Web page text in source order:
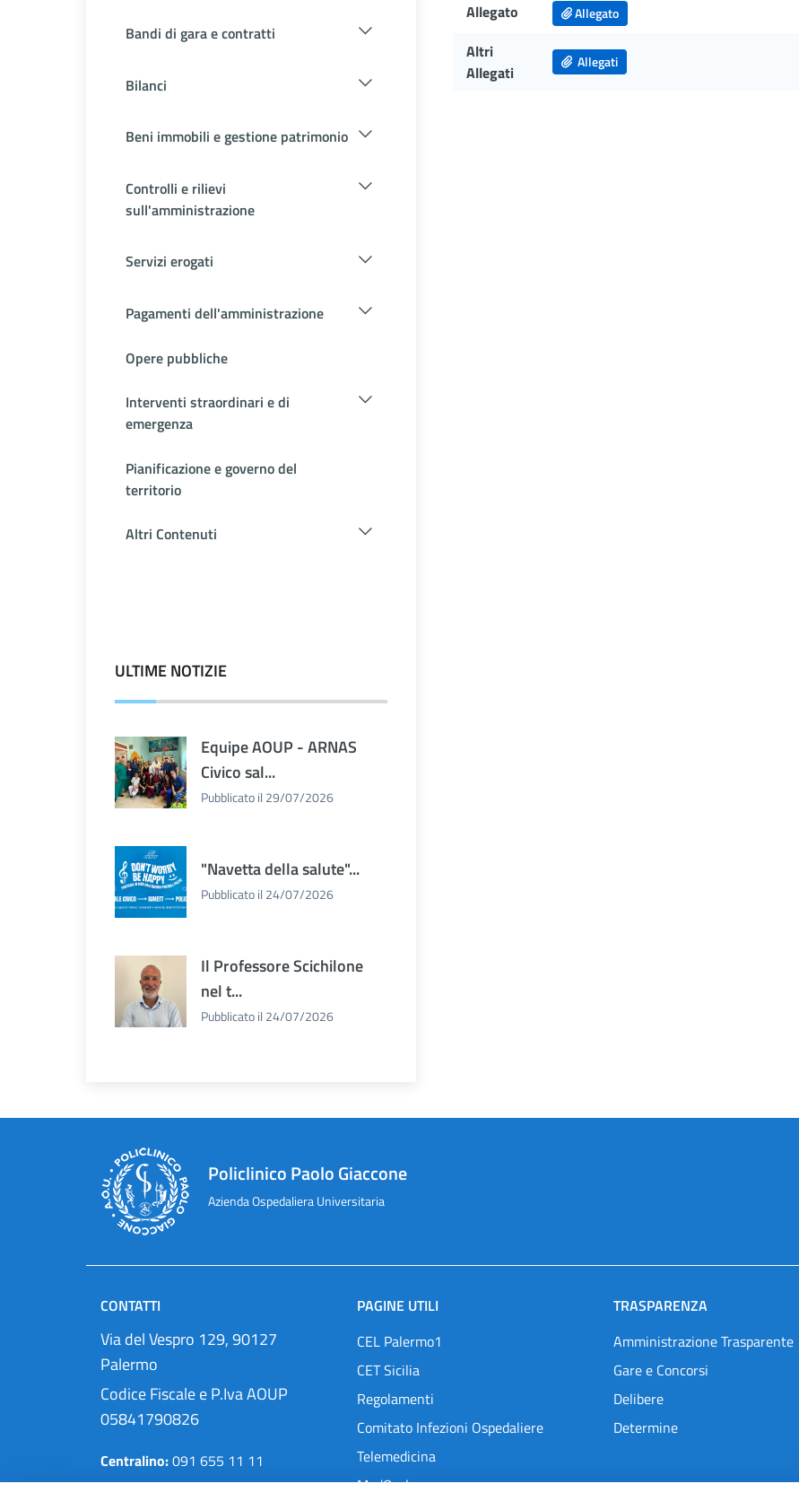
Bandi di gara e contratti
Bilanci
Beni immobili e gestione patrimonio
Controlli e rilievi
sull'amministrazione
Servizi erogati
Pagamenti dell'amministrazione
Opere pubbliche
Interventi straordinari e di
emergenza
Pianificazione e governo del
territorio
Altri Contenuti
ULTIME NOTIZIE
Equipe AOUP - ARNAS
Civico sal...
Pubblicato il 29/07/2026
"Navetta della salute"...
Pubblicato il 24/07/2026
Il Professore Scichilone
nel t...
Pubblicato il 24/07/2026
Allegato Allegato
Altri
Allegati
Allegati
Policlinico Paolo Giaccone
Azienda Ospedaliera Universitaria
CONTATTI
Via del Vespro 129, 90127
Palermo
Codice Fiscale e P.Iva AOUP
05841790826
Centralino:091 655 11 11
Pec:protocollo@cert.policlinico.pa.it
PAGINE UTILI
CEL Palermo1
CET Sicilia
Regolamenti
Comitato Infezioni Ospedaliere
Telemedicina
MedOral
TRASPARENZA
Amministrazione Trasparente
Gare e Concorsi
Delibere
Determine